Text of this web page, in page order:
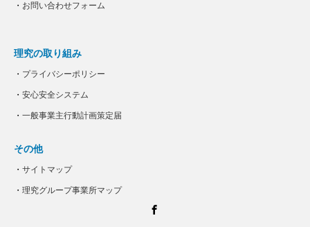
・ お問い合わせフォーム
理究の取り組み
・ プライバシーポリシー
・ 安心安全システム
・ 一般事業主行動計画策定届
その他
・ サイトマップ
・ 理究グループ事業所マップ